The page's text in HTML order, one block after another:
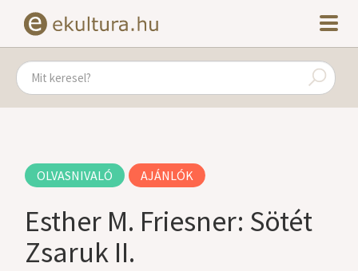
OLVASNIVALÓ AJÁNLÓK
Esther M. Friesner: Sötét
Zsaruk II.